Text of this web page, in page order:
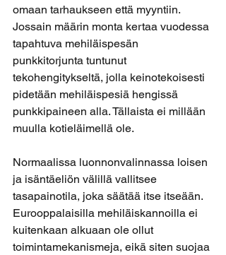
omaan tarhaukseen että myyntiin.
Jossain määrin monta kertaa vuodessa
tapahtuva mehiläispesän
punkkitorjunta tuntunut
tekohengitykseltä, jolla keinotekoisesti
pidetään mehiläispesiä hengissä
punkkipaineen alla. Tällaista ei millään
muulla kotieläimellä ole.
Normaalissa luonnonvalinnassa loisen
ja isäntäeliön välillä vallitsee
tasapainotila, joka säätää itse itseään.
Eurooppalaisilla mehiläiskannoilla ei
kuitenkaan alkuaan ole ollut
toimintamekanismeja, eikä siten suojaa